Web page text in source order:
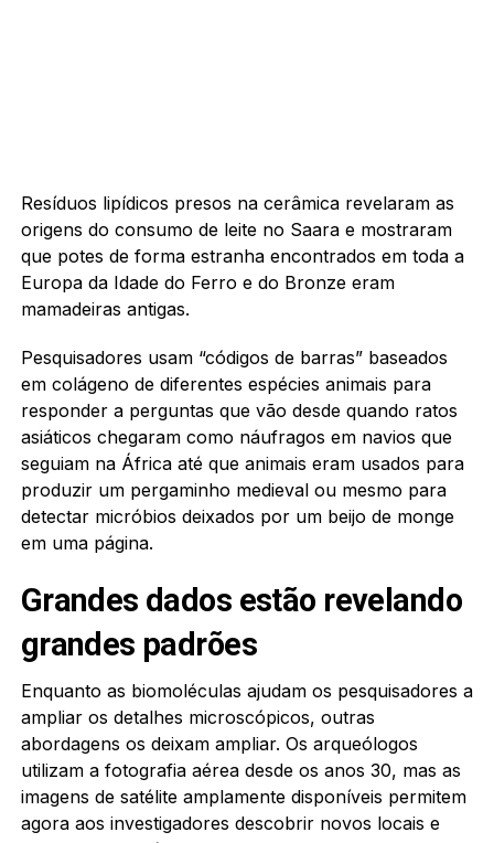
Resíduos lipídicos presos na cerâmica revelaram as
origens do consumo de leite no Saara e mostraram
que potes de forma estranha encontrados em toda a
Europa da Idade do Ferro e do Bronze eram
mamadeiras antigas.
Pesquisadores usam “códigos de barras” baseados
em colágeno de diferentes espécies animais para
responder a perguntas que vão desde quando ratos
asiáticos chegaram como náufragos em navios que
seguiam na África até que animais eram usados para
produzir um pergaminho medieval ou mesmo para
detectar micróbios deixados por um beijo de monge
em uma página.
Grandes dados estão revelando
grandes padrões
Enquanto as biomoléculas ajudam os pesquisadores a
ampliar os detalhes microscópicos, outras
abordagens os deixam ampliar. Os arqueólogos
utilizam a fotografia aérea desde os anos 30, mas as
imagens de satélite amplamente disponíveis permitem
agora aos investigadores descobrir novos locais e